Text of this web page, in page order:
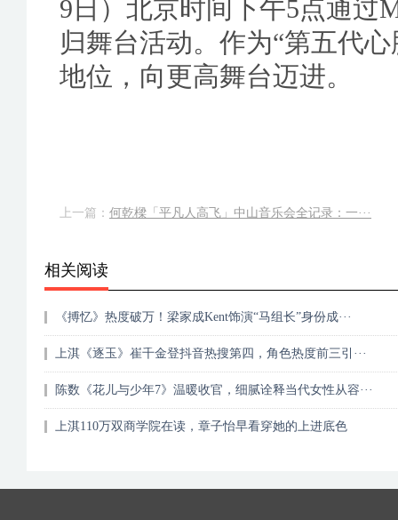
9日）北京时间下午5点通过
归舞台活动。作为“第五代
地位，向更高舞台迈进。
上一篇： 何乾樑「平凡人高飞」中山音乐会全记录：一···
相关阅读
《搏忆》热度破万！梁家成Kent饰演“马组长”身份成···
上淇《逐玉》崔千金登抖音热搜第四，角色热度前三引···
陈数《花儿与少年7》温暖收官，细腻诠释当代女性从容···
上淇110万双商学院在读，章子怡早看穿她的上进底色